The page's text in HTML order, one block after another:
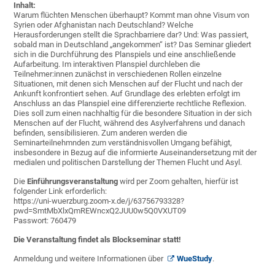
Inhalt:
Warum flüchten Menschen überhaupt? Kommt man ohne Visum von
Syrien oder Afghanistan nach Deutschland? Welche
Herausforderungen stellt die Sprachbarriere dar? Und: Was passiert,
sobald man in Deutschland „angekommen“ ist? Das Seminar gliedert
sich in die Durchführung des Planspiels und eine anschließende
Aufarbeitung. Im interaktiven Planspiel durchleben die
Teilnehmer:innen zunächst in verschiedenen Rollen einzelne
Situationen, mit denen sich Menschen auf der Flucht und nach der
Ankunft konfrontiert sehen. Auf Grundlage des erlebten erfolgt im
Anschluss an das Planspiel eine differenzierte rechtliche Reflexion.
Dies soll zum einen nachhaltig für die besondere Situation in der sich
Menschen auf der Flucht, während des Asylverfahrens und danach
befinden, sensibilisieren. Zum anderen werden die
Seminarteilnehmnden zum verständnisvollen Umgang befähigt,
insbesondere in Bezug auf die informierte Auseinandersetzung mit der
medialen und politischen Darstellung der Themen Flucht und Asyl.
DieEinführungsveranstaltung wird per Zoom gehalten, hierfür ist
folgender Link erforderlich:
https://uni-wuerzburg.zoom-x.de/j/63756793328?
pwd=SmtMbXlxQmREWncxQ2JUU0w5Q0VXUT09
Passwort: 760479
Die Veranstaltung findet als Blockseminar statt!
Anmeldung und weitere Informationen über WueStudy.